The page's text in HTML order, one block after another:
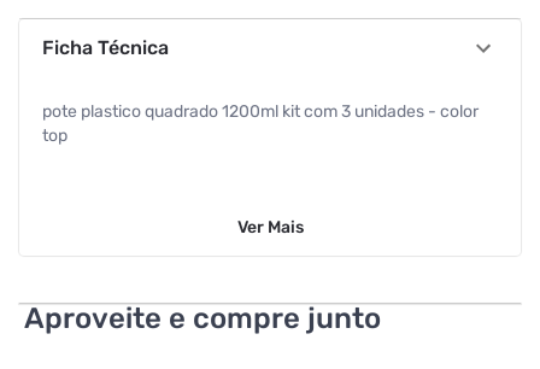
Ficha Técnica
pote plastico quadrado 1200ml kit com 3 unidades - color
top
Ver Mais
Aproveite e compre junto